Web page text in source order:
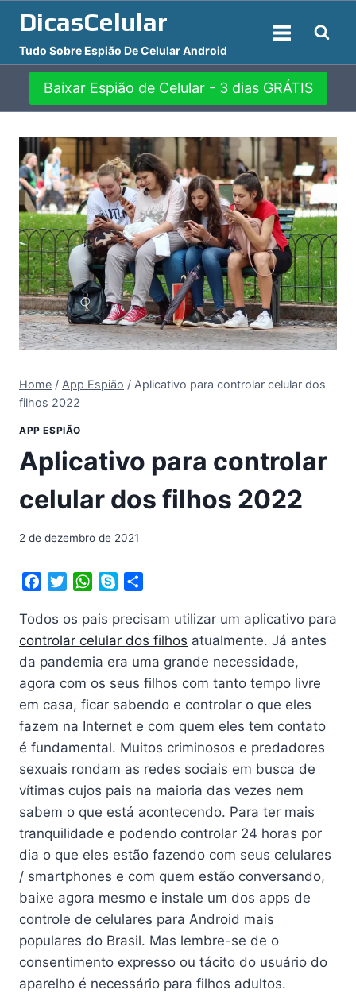
para
Conteúdo
DicasCelular
Tudo Sobre Espião De Celular Android
Baixar Espião de Celular - 3 dias GRÁTIS
Home / App Espião / Aplicativo para controlar celular dos
filhos 2022
APP ESPIÃO
Aplicativo para controlar
celular dos filhos 2022
2 de dezembro de 2021
c
e
b
o
k
i
t
t
e
W
a
t
s
A
p
y
p
e
a
r
e
Todos os pais precisam utilizar um aplicativo para
controlar celular dos filhos atualmente. Já antes
da pandemia era uma grande necessidade,
agora com os seus filhos com tanto tempo livre
em casa, ficar sabendo e controlar o que eles
fazem na Internet e com quem eles tem contato
é fundamental. Muitos criminosos e predadores
sexuais rondam as redes sociais em busca de
vítimas cujos pais na maioria das vezes nem
sabem o que está acontecendo. Para ter mais
tranquilidade e podendo controlar 24 horas por
dia o que eles estão fazendo com seus celulares
/ smartphones e com quem estão conversando,
baixe agora mesmo e instale um dos apps de
controle de celulares para Android mais
populares do Brasil. Mas lembre-se de o
consentimento expresso ou tácito do usuário do
aparelho é necessário para filhos adultos.